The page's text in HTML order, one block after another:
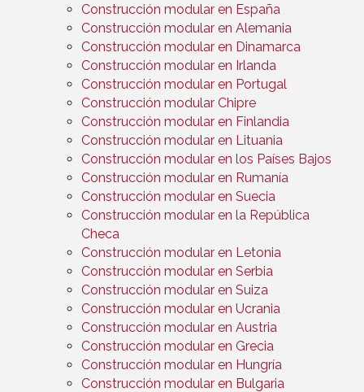
Construcción modular en España
Construcción modular en Alemania
Construcción modular en Dinamarca
Construcción modular en Irlanda
Construcción modular en Portugal
Construcción modular Chipre
Construcción modular en Finlandia
Construcción modular en Lituania
Construcción modular en los Países Bajos
Construcción modular en Rumanía
Construcción modular en Suecia
Construcción modular en la República
Checa
Construcción modular en Letonia
Construcción modular en Serbia
Construcción modular en Suiza
Construcción modular en Ucrania
Construcción modular en Austria
Construcción modular en Grecia
Construcción modular en Hungría
Construcción modular en Bulgaria